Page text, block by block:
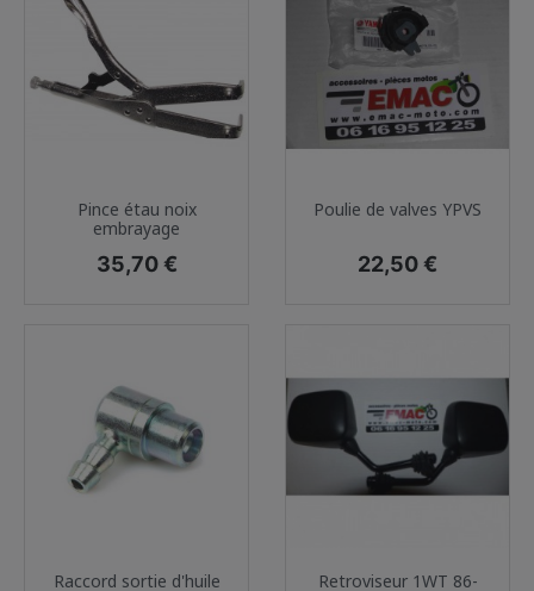
Pince étau noix
embrayage
Prix
35,70 €
Poulie de valves YPVS
Prix
22,50 €
Raccord sortie d'huile
Retroviseur 1WT 86-